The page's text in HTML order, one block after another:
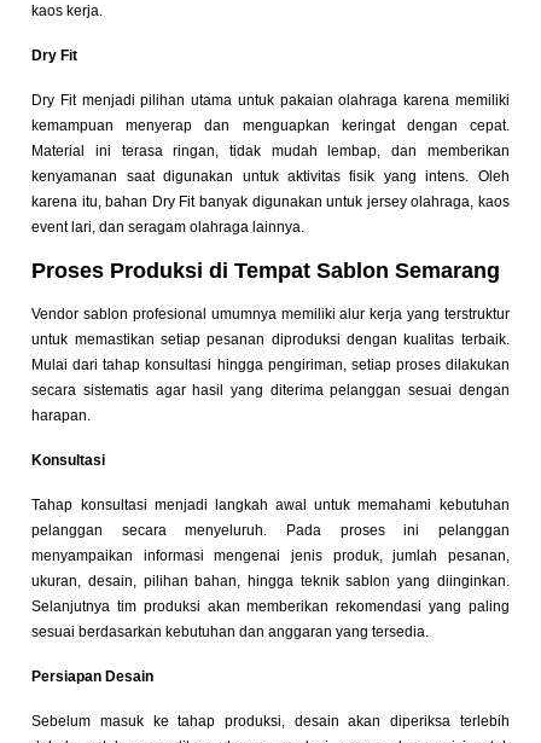
kaos kerja.
Dry Fit
Dry Fit menjadi pilihan utama untuk pakaian olahraga karena memiliki
kemampuan menyerap dan menguapkan keringat dengan cepat.
Material ini terasa ringan, tidak mudah lembap, dan memberikan
kenyamanan saat digunakan untuk aktivitas fisik yang intens. Oleh
karena itu, bahan Dry Fit banyak digunakan untuk jersey olahraga, kaos
event lari, dan seragam olahraga lainnya.
Proses Produksi di Tempat Sablon Semarang
Vendor sablon profesional umumnya memiliki alur kerja yang terstruktur
untuk memastikan setiap pesanan diproduksi dengan kualitas terbaik.
Mulai dari tahap konsultasi hingga pengiriman, setiap proses dilakukan
secara sistematis agar hasil yang diterima pelanggan sesuai dengan
harapan.
Konsultasi
Tahap konsultasi menjadi langkah awal untuk memahami kebutuhan
pelanggan secara menyeluruh. Pada proses ini pelanggan
menyampaikan informasi mengenai jenis produk, jumlah pesanan,
ukuran, desain, pilihan bahan, hingga teknik sablon yang diinginkan.
Selanjutnya tim produksi akan memberikan rekomendasi yang paling
sesuai berdasarkan kebutuhan dan anggaran yang tersedia.
Persiapan Desain
Sebelum masuk ke tahap produksi, desain akan diperiksa terlebih